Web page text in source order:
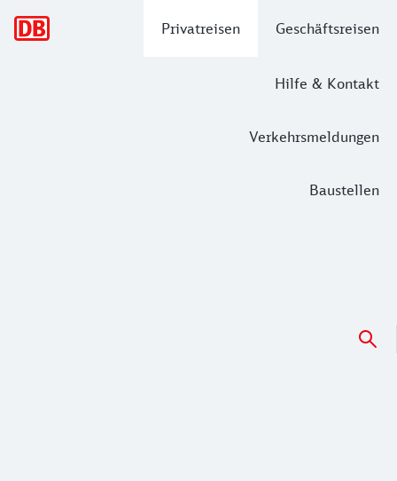
Privatreisen Geschäftsreisen
Hilfe & Kontakt
Verkehrsmeldungen
Baustellen